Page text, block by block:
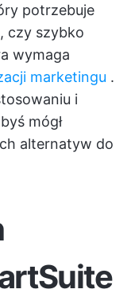
potrzebuje
czy szybko
wymaga
marketingu .
i
mógł
alternatyw do